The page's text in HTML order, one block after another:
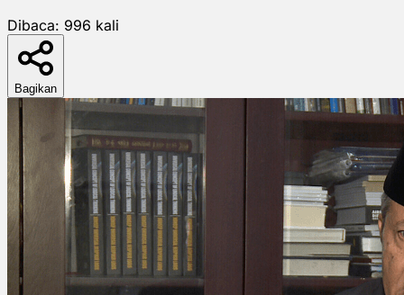
Dibaca: 996 kali
Bagikan